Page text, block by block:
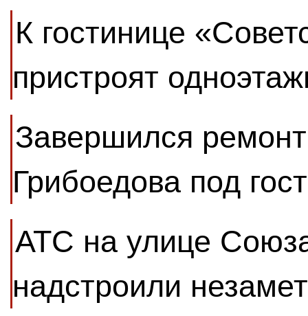
К гостинице
пристроят
Завершился
Грибоедова под
АТС на улице
надстроили